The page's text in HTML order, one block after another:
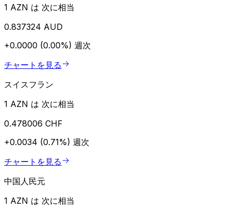
1 AZN は 次に相当
0.837324 AUD
+0.0000 (0.00%) 週次
チャートを見る
スイスフラン
1 AZN は 次に相当
0.478006 CHF
+0.0034 (0.71%) 週次
チャートを見る
中国人民元
1 AZN は 次に相当